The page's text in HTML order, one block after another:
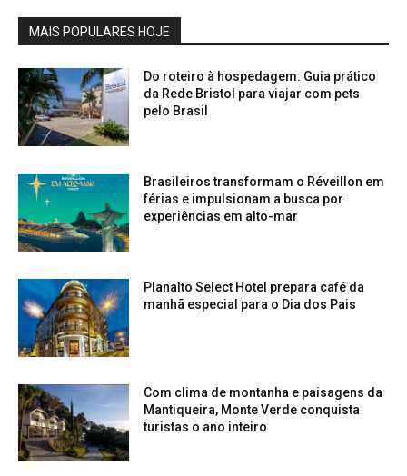
MAIS POPULARES HOJE
Do roteiro à hospedagem: Guia prático
da Rede Bristol para viajar com pets
pelo Brasil
Brasileiros transformam o Réveillon em
férias e impulsionam a busca por
experiências em alto-mar
Planalto Select Hotel prepara café da
manhã especial para o Dia dos Pais
Com clima de montanha e paisagens da
Mantiqueira, Monte Verde conquista
turistas o ano inteiro